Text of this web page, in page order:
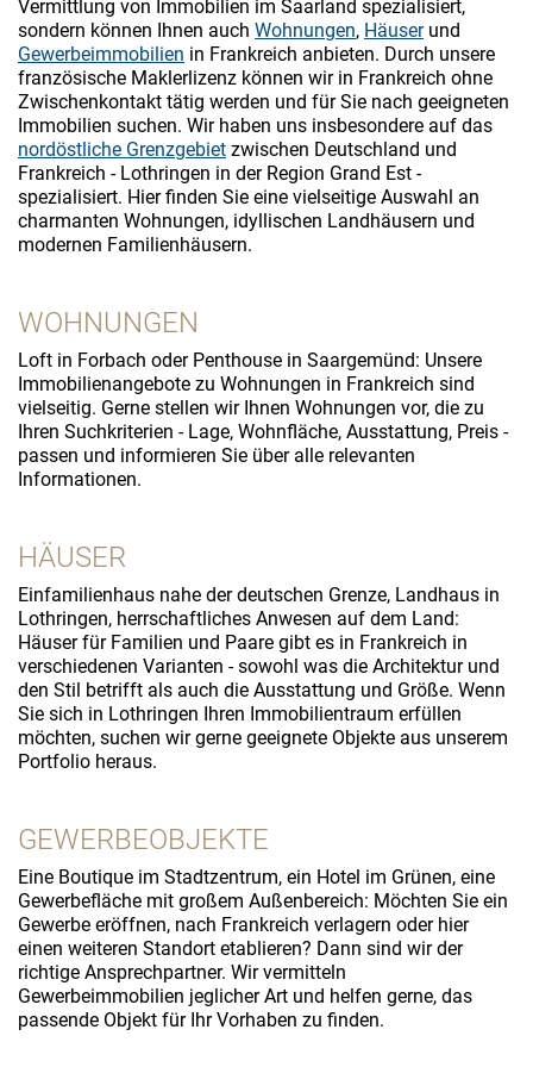
Vermittlung von Immobilien im Saarland spezialisiert,
sondern können Ihnen auch Wohnungen, Häuserund
Gewerbeimmobilien in Frankreich anbieten. Durch unsere
französische Maklerlizenz können wir in Frankreich ohne
Zwischenkontakt tätig werden und für Sie nach geeigneten
Immobilien suchen. Wir haben uns insbesondere auf das
nordöstliche Grenzgebiet zwischen Deutschland und
Frankreich - Lothringen in der Region Grand Est -
spezialisiert. Hier finden Sie eine vielseitige Auswahl an
charmanten Wohnungen, idyllischen Landhäusern und
modernen Familienhäusern.
WOHNUNGEN
Loft in Forbach oder Penthouse in Saargemünd: Unsere
Immobilienangebote zu Wohnungen in Frankreich sind
vielseitig. Gerne stellen wir Ihnen Wohnungen vor, die zu
Ihren Suchkriterien - Lage, Wohnfläche, Ausstattung, Preis -
passen und informieren Sie über alle relevanten
Informationen.
HÄUSER
Einfamilienhaus nahe der deutschen Grenze, Landhaus in
Lothringen, herrschaftliches Anwesen auf dem Land:
Häuser für Familien und Paare gibt es in Frankreich in
verschiedenen Varianten - sowohl was die Architektur und
den Stil betrifft als auch die Ausstattung und Größe. Wenn
Sie sich in Lothringen Ihren Immobilientraum erfüllen
möchten, suchen wir gerne geeignete Objekte aus unserem
Portfolio heraus.
GEWERBEOBJEKTE
Eine Boutique im Stadtzentrum, ein Hotel im Grünen, eine
Gewerbefläche mit großem Außenbereich: Möchten Sie ein
Gewerbe eröffnen, nach Frankreich verlagern oder hier
einen weiteren Standort etablieren? Dann sind wir der
richtige Ansprechpartner. Wir vermitteln
Gewerbeimmobilien jeglicher Art und helfen gerne, das
passende Objekt für Ihr Vorhaben zu finden.